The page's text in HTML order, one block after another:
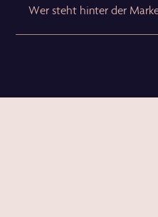
Wer steht hinter der